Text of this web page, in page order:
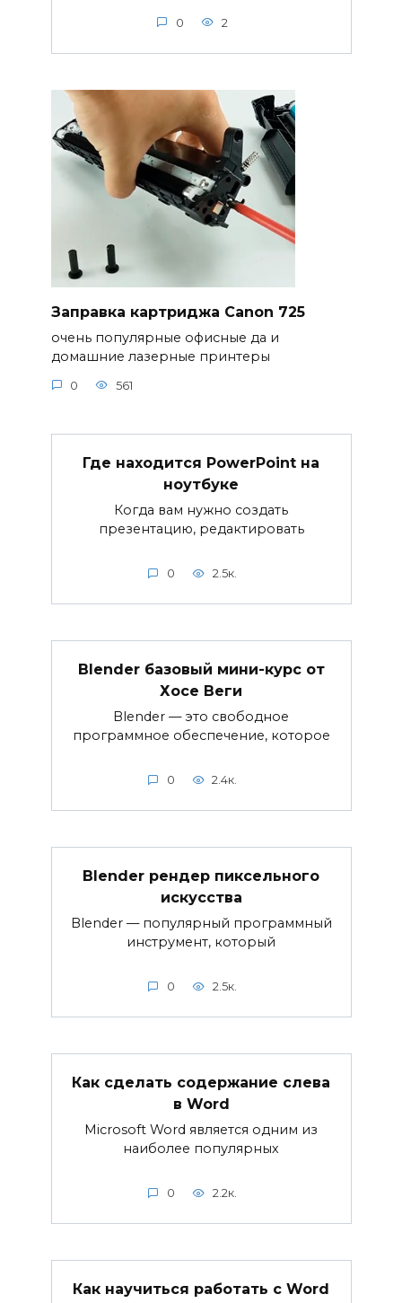
0 2
Заправка картриджа Canon 725
очень популярные офисные да и
домашние лазерные принтеры
0 561
Где находится PowerPoint на
ноутбуке
Когда вам нужно создать
презентацию, редактировать
0 2.5к.
Blender базовый мини-курс от
Хосе Веги
Blender — это свободное
программное обеспечение, которое
0 2.4к.
Blender рендер пиксельного
искусства
Blender — популярный программный
инструмент, который
0 2.5к.
Как сделать содержание слева
в Word
Microsoft Word является одним из
наиболее популярных
0 2.2к.
Как научиться работать с Word